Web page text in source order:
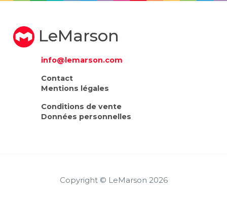
LeMarson
info@lemarson.com
Contact
Mentions légales
Conditions de vente
Données personnelles
Copyright © LeMarson 2026